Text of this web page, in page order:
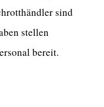
sind
stellen
bereit.